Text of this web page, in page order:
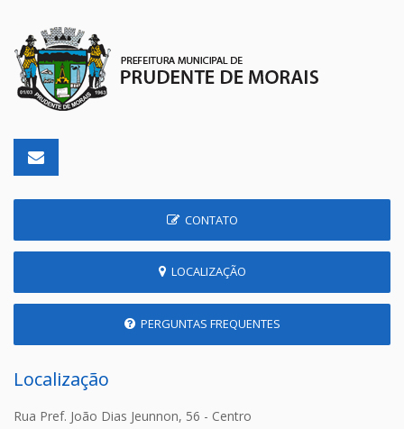
CONTATO
LOCALIZAÇÃO
PERGUNTAS FREQUENTES
Localização
Rua Pref. João Dias Jeunnon, 56 - Centro